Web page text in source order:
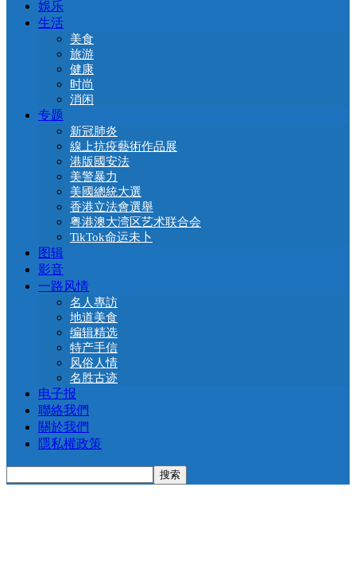
娛乐
生活
美食
旅游
健康
时尚
消闲
专题
新冠肺炎
線上抗疫藝術作品展
港版國安法
美警暴力
美國總統大選
香港立法會選舉
粤港澳大湾区艺术联合会
TikTok命运未卜
图辑
影音
一路风情
名人專訪
地道美食
编辑精选
特产手信
风俗人情
名胜古迹
电子报
聯絡我們
關於我們
隱私權政策